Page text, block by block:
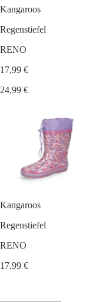
Kangaroos
Regenstiefel
RENO
17,99 €
24,99 €
Kangaroos
Regenstiefel
RENO
17,99 €